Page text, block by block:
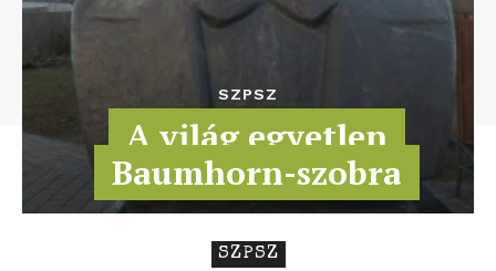
SZPSZ
A világ egyetlen
Baumhorn-szobra
SZPSZ